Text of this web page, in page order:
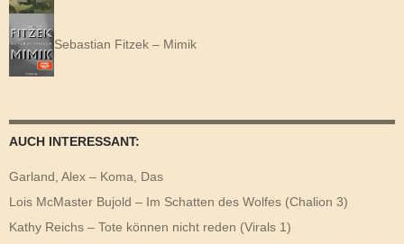
Sebastian Fitzek – Mimik
AUCH INTERESSANT:
Garland, Alex – Koma, Das
Lois McMaster Bujold – Im Schatten des Wolfes (Chalion 3)
Kathy Reichs – Tote können nicht reden (Virals 1)